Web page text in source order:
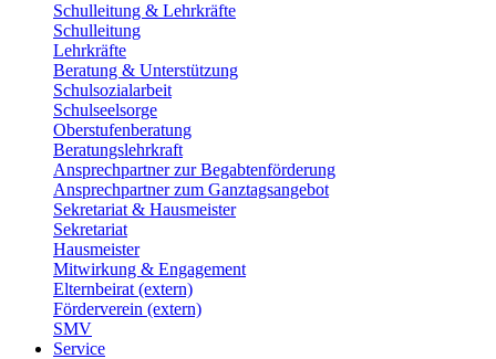
Schulleitung & Lehrkräfte
Schulleitung
Lehrkräfte
Beratung & Unterstützung
Schulsozialarbeit
Schulseelsorge
Oberstufenberatung
Beratungslehrkraft
Ansprechpartner zur Begabtenförderung
Ansprechpartner zum Ganztagsangebot
Sekretariat & Hausmeister
Sekretariat
Hausmeister
Mitwirkung & Engagement
Elternbeirat (extern)
Förderverein (extern)
SMV
Service